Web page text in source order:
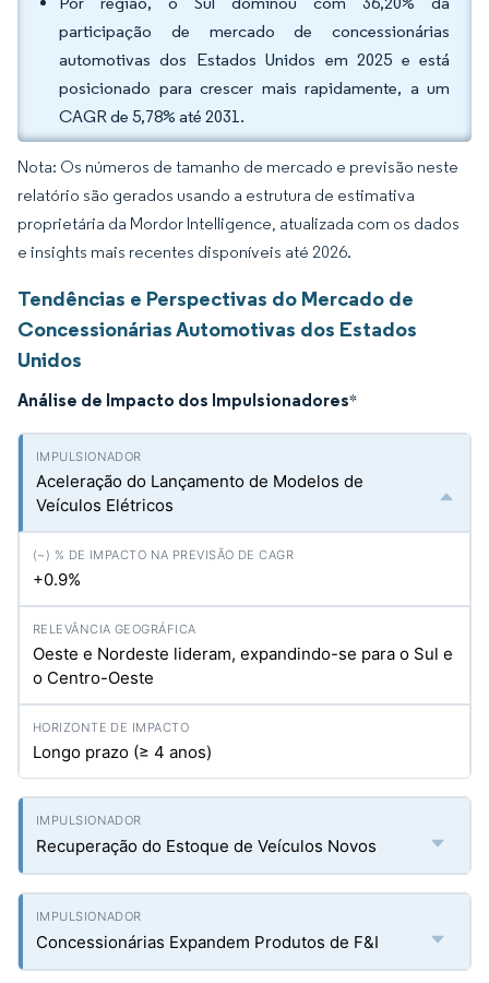
participação de mercado de concessionárias
automotivas dos Estados Unidos em 2025 e está
posicionado para crescer mais rapidamente, a um
CAGR de 5,78% até 2031.
Nota: Os números de tamanho de mercado e previsão neste
relatório são gerados usando a estrutura de estimativa
proprietária da Mordor Intelligence, atualizada com os dados
e insights mais recentes disponíveis até 2026.
Tendências e Perspectivas do Mercado de
Concessionárias Automotivas dos Estados
Unidos
Análise de Impacto dos Impulsionadores*
Aceleração do Lançamento de Modelos de
Veículos Elétricos
+0.9%
Oeste e Nordeste lideram, expandindo-se para o Sul e
o Centro-Oeste
Longo prazo (≥ 4 anos)
Recuperação do Estoque de Veículos Novos
Concessionárias Expandem Produtos de F&I